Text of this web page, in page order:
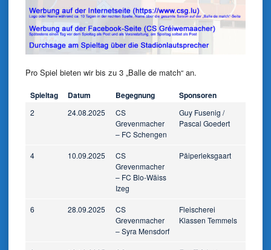
Pro Spiel bieten wir bis zu 3 „Balle de match“ an.
Spieltag Datum Begegnung Sponsoren
2 24.08.2025
CS
Grevenmacher
– FC Schengen
Guy Fusenig /
Pascal Goedert
4 10.09.2025
CS
Grevenmacher
– FC Blo-Wäiss
Izeg
Päiperleksgaart
6 28.09.2025
CS
Grevenmacher
– Syra Mensdorf
Fleischerei
Klassen Temmels